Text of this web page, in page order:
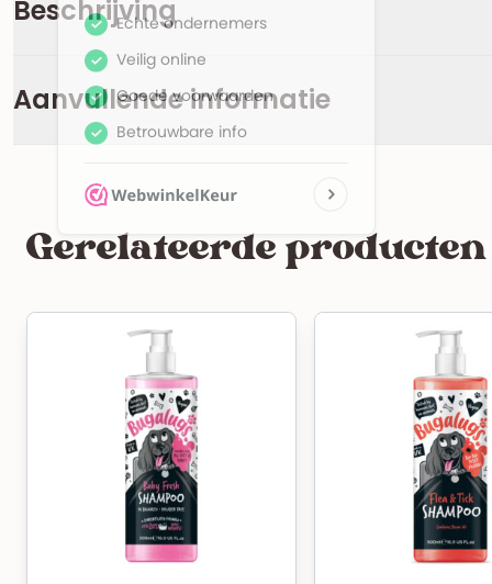
Beschrijving
Aanvullende informatie
Gerelateerde producten